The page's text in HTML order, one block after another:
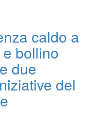
caldo a
bollino
due
del